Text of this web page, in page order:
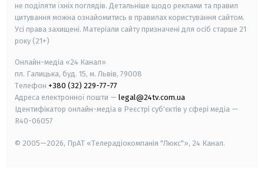
не поділяти їхніх поглядів. Детальніше щодо реклами та правил
цитування можна ознайомитись в правилах користування сайтом.
Усі права захищені. Матеріали сайту призначені для осіб старше 21
року (21+)
Онлайн-медіа «24 Канал»
пл. Галицька, буд. 15, м. Львів, 79008
Телефон +380 (32) 229-77-77
Адреса електронної пошти — legal@24tv.com.ua
Ідентифікатор онлайн-медіа в Реєстрі суб'єктів у сфері медіа —
R40-06057
© 2005—2026, ПрАТ «Телерадіокомпанія "Люкс"», 24 Канал.